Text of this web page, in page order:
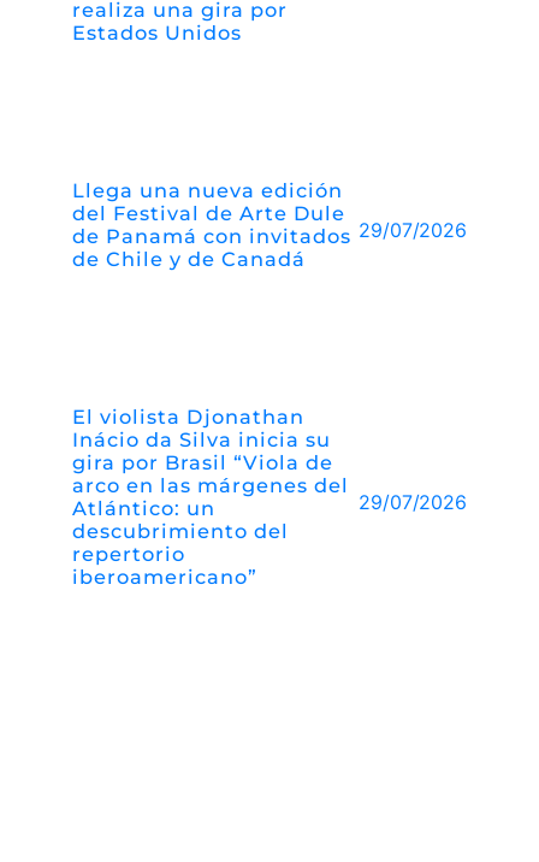
realiza una gira por
Estados Unidos
Llega una nueva edición
del Festival de Arte Dule
de Panamá con invitados
de Chile y de Canadá
29/07/2026
El violista Djonathan
Inácio da Silva inicia su
gira por Brasil “Viola de
arco en las márgenes del
Atlántico: un
descubrimiento del
repertorio
iberoamericano”
29/07/2026